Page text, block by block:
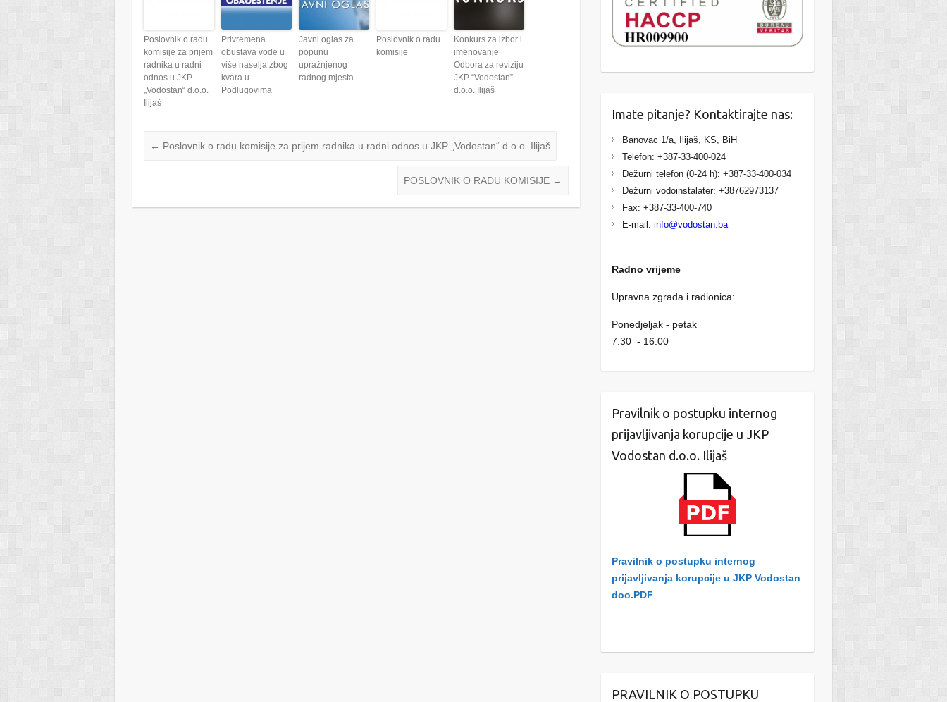
Poslovnik o radu
komisije za prijem
radnika u radni
odnos u JKP
„Vodostan“ d.o.o.
Ilijaš
Privremena
obustava vode u
više naselja zbog
kvara u
Podlugovima
Javni oglas za
popunu
upražnjenog
radnog mjesta
Poslovnik o radu
komisije
Konkurs za izbor i
imenovanje
Odbora za reviziju
JKP “Vodostan”
d.o.o. Ilijaš
← Poslovnik o radu komisije za prijem radnika u radni odnos u JKP „Vodostan“ d.o.o. Ilijaš
POSLOVNIK O RADU KOMISIJE →
Imate pitanje? Kontaktirajte nas:
Banovac 1/a, Ilijaš, KS, BiH
Telefon: +387-33-400-024
Dežurni telefon (0-24 h): +387-33-400-034
Dežurni vodoinstalater: +38762973137
Fax: +387-33-400-740
E-mail: info@vodostan.ba
Radno vrijeme
Upravna zgrada i radionica:
Ponedjeljak - petak
7:30 - 16:00
Pravilnik o postupku internog
prijavljivanja korupcije u JKP
Vodostan d.o.o. Ilijaš
Pravilnik o postupku internog
prijavljivanja korupcije u JKP Vodostan
doo.PDF
PRAVILNIK O POSTUPKU